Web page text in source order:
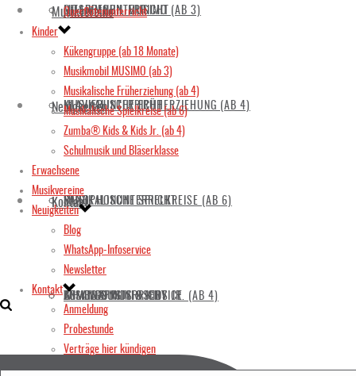
GITARRENUNTERRICHT
KLAVIERUNTERRICHT
SAXOPHONUNTERRICHT
GESANGSUNTERRICHT
MUSIKMOBIL MUSIMO (AB 3)
MUSIKALISCHE FRÜHERZIEHUNG (AB 4)
MUSIKALISCHE SPIELKREISE (AB 6)
ZUMBA® KIDS & KIDS JR. (AB 4)
Musikvereine
Neuigkeiten
BLOG
WHATSAPP-INFOSERVICE
Kontakt
ANMELDUNG
Querflötenunterricht
Kinder
Kükengruppe (ab 18 Monate)
Musikmobil MUSIMO (ab 3)
Musikalische Früherziehung (ab 4)
Musikalische Spielkreise (ab 6)
Zumba® Kids & Kids Jr. (ab 4)
Schulmusik und Bläserklasse
Erwachsene
Musikvereine
Neuigkeiten
Blog
WhatsApp-Infoservice
Newsletter
Kontakt
Anmeldung
Probestunde
Verträge hier kündigen